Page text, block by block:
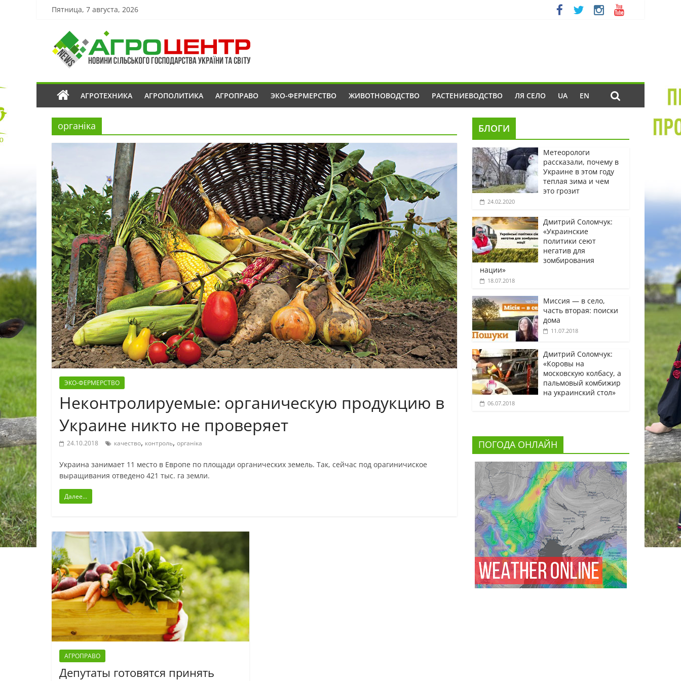
Пятница, 7 августа, 2026
АГРОТЕХНИКА АГРОПОЛИТИКА АГРОПРАВО ЭКО-ФЕРМЕРСТВО ЖИВОТНОВОДСТВО РАСТЕНИЕВОДСТВО ЛЯ СЕЛО UA EN
органіка
ЭКО-ФЕРМЕРСТВО
Неконтролируемые: органическую продукцию в
Украине никто не проверяет
24.10.2018 качество, контроль, органіка
Украина занимает 11 место в Европе по площади органических земель. Так, сейчас под орагиничиское
выращивания отведено 421 тыс. га земли.
Далее...
АГРОПРАВО
Депутаты готовятся принять
БЛОГИ
Метеорологи
рассказали, почему в
Украине в этом году
теплая зима и чем
это грозит
24.02.2020
Дмитрий Соломчук:
«Украинские
политики сеют
негатив для
зомбирования
нации»
18.07.2018
Миссия — в село,
часть вторая: поиски
дома
11.07.2018
Дмитрий Соломчук:
«Коровы на
московскую колбасу, а
пальмовый комбижир
на украинский стол»
06.07.2018
ПОГОДА ОНЛАЙН